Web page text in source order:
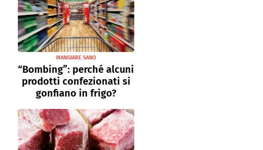
MANGIARE SANO
“Bombing”: perché alcuni
prodotti confezionati si
gonfiano in frigo?